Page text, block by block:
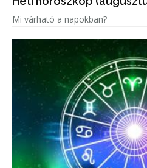
Mi várható a napokban?